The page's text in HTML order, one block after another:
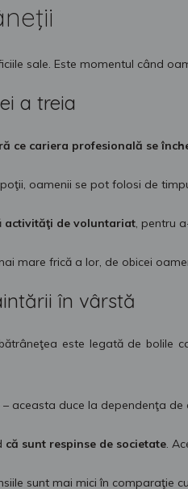
sale. Este momentul când
a treia
ce cariera profesională se
oamenii se pot folosi de
activităţi de voluntariat, pentru
mare frică a lor, de obicei
în vârstă
este legată de bolile
– aceasta duce la dependenţa
că sunt respinse de societate.
sunt mai mici în comparaţie